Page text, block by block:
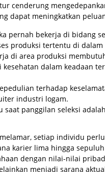
cenderung
dapat meningkatkan
pernah bekerja di bidang
produksi tertentu di dalam
di area produksi
dalam keadaan
terhadap
industri logam.
saat panggilan seleksi
setiap individu
karier lima hingga
dengan nilai-nilai
menjadi sarana